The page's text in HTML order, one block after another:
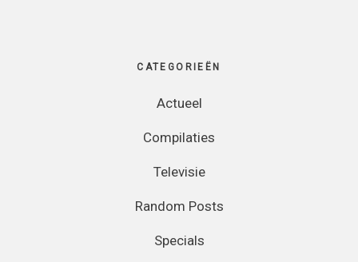
CATEGORIEËN
Actueel
Compilaties
Televisie
Random Posts
Specials